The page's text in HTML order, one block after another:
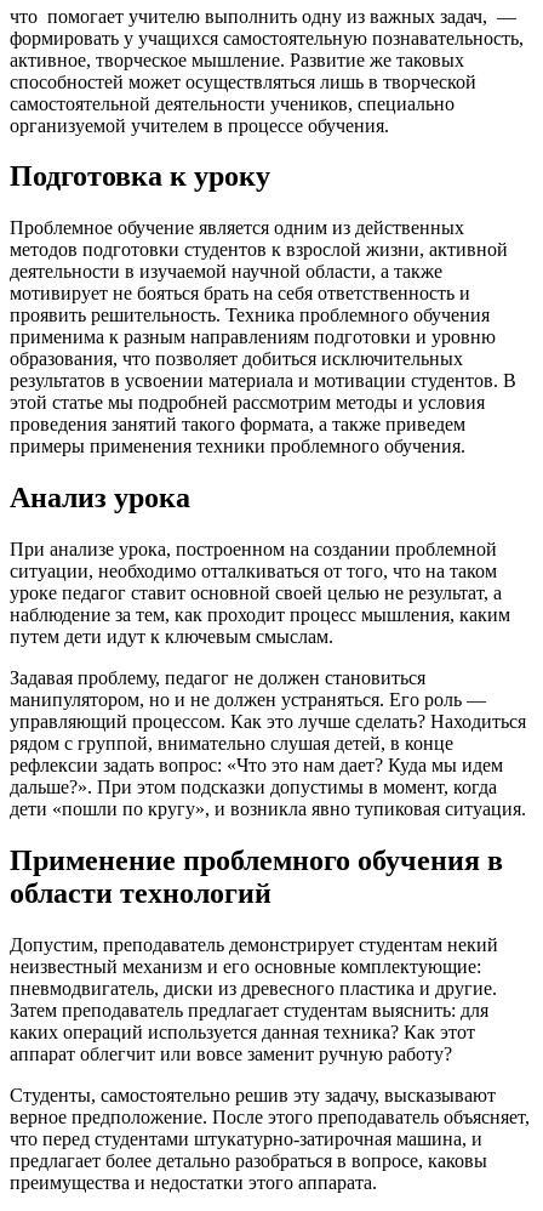
что помогает учителю выполнить одну из важных задач, —
формировать у учащихся самостоятельную познавательность,
активное, творческое мышление. Развитие же таковых
способностей может осуществляться лишь в творческой
самостоятельной деятельности учеников, специально
организуемой учителем в процессе обучения.
Подготовка к уроку
Проблемное обучение является одним из действенных
методов подготовки студентов к взрослой жизни, активной
деятельности в изучаемой научной области, а также
мотивирует не бояться брать на себя ответственность и
проявить решительность. Техника проблемного обучения
применима к разным направлениям подготовки и уровню
образования, что позволяет добиться исключительных
результатов в усвоении материала и мотивации студентов. В
этой статье мы подробней рассмотрим методы и условия
проведения занятий такого формата, а также приведем
примеры применения техники проблемного обучения.
Анализ урока
При анализе урока, построенном на создании проблемной
ситуации, необходимо отталкиваться от того, что на таком
уроке педагог ставит основной своей целью не результат, а
наблюдение за тем, как проходит процесс мышления, каким
путем дети идут к ключевым смыслам.
Задавая проблему, педагог не должен становиться
манипулятором, но и не должен устраняться. Его роль —
управляющий процессом. Как это лучше сделать? Находиться
рядом с группой, внимательно слушая детей, в конце
рефлексии задать вопрос: «Что это нам дает? Куда мы идем
дальше?». При этом подсказки допустимы в момент, когда
дети «пошли по кругу», и возникла явно тупиковая ситуация.
Применение проблемного обучения в
области технологий
Допустим, преподаватель демонстрирует студентам некий
неизвестный механизм и его основные комплектующие:
пневмодвигатель, диски из древесного пластика и другие.
Затем преподаватель предлагает студентам выяснить: для
каких операций используется данная техника? Как этот
аппарат облегчит или вовсе заменит ручную работу?
Студенты, самостоятельно решив эту задачу, высказывают
верное предположение. После этого преподаватель объясняет,
что перед студентами штукатурно-затирочная машина, и
предлагает более детально разобраться в вопросе, каковы
преимущества и недостатки этого аппарата.